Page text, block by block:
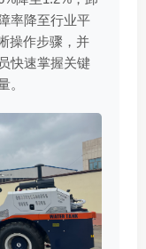
率降至行业平
操作步骤，并
快速掌握关键
。